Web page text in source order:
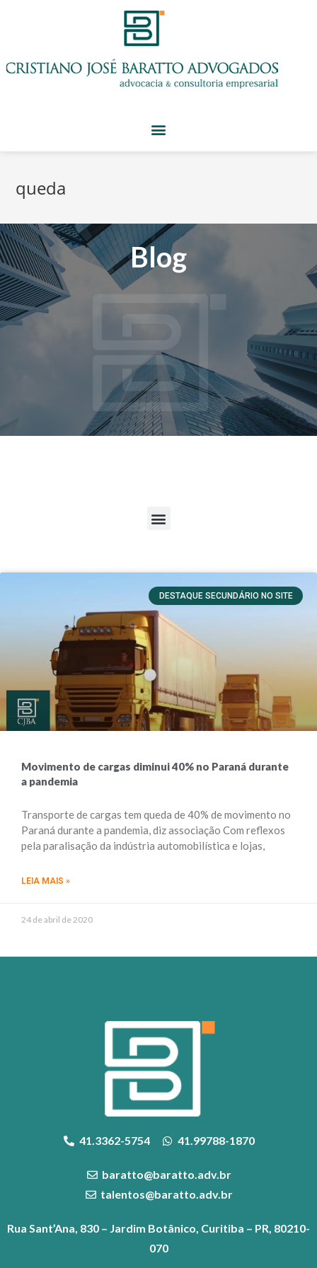
queda
Blog
DESTAQUE SECUNDÁRIO NO SITE
Movimento de cargas diminui 40% no Paraná durante
a pandemia
Transporte de cargas tem queda de 40% de movimento no
Paraná durante a pandemia, diz associação Com reflexos
pela paralisação da indústria automobilística e lojas,
LEIA MAIS »
24 de abril de 2020
41.3362-5754 41.99788-1870
baratto@baratto.adv.br
talentos@baratto.adv.br
Rua Sant’Ana, 830 – Jardim Botânico, Curitiba – PR, 80210-
070